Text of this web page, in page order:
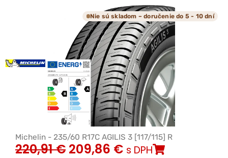
Nie sú skladom – doručenie do 5 - 10 dní
Michelin - 235/60 R17C AGILIS 3 [117/115] R
220,91€ 209,86 € s DPH